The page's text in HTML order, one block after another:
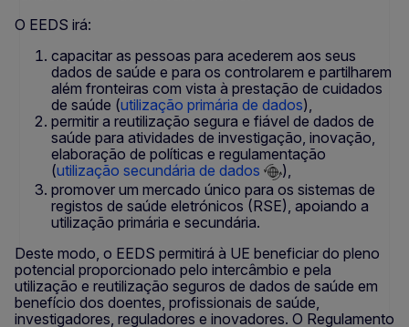
O EEDS irá:
capacitar as pessoas para acederem aos seus
dados de saúde e para os controlarem e partilharem
além fronteiras com vista à prestação de cuidados
de saúde (utilização primária de dados),
permitir a reutilização segura e fiável de dados de
saúde para atividades de investigação, inovação,
elaboração de políticas e regulamentação
(utilização secundária de dados
),
promover um mercado único para os sistemas de
registos de saúde eletrónicos (RSE), apoiando a
utilização primária e secundária.
Deste modo, o EEDS permitirá à UE beneficiar do pleno
potencial proporcionado pelo intercâmbio e pela
utilização e reutilização seguros de dados de saúde em
benefício dos doentes, profissionais de saúde,
investigadores, reguladores e inovadores. O Regulamento